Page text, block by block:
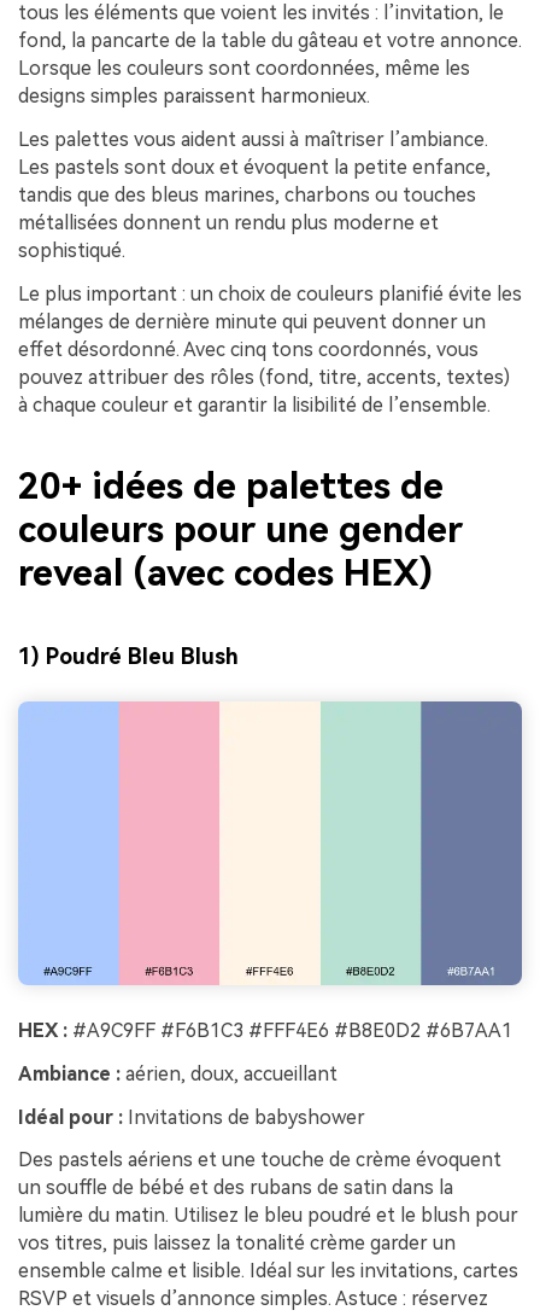
tous les éléments que voient les invités : l’invitation, le
fond, la pancarte de la table du gâteau et votre annonce.
Lorsque les couleurs sont coordonnées, même les
designs simples paraissent harmonieux.
Les palettes vous aident aussi à maîtriser l’ambiance.
Les pastels sont doux et évoquent la petite enfance,
tandis que des bleus marines, charbons ou touches
métallisées donnent un rendu plus moderne et
sophistiqué.
Le plus important : un choix de couleurs planifié évite les
mélanges de dernière minute qui peuvent donner un
effet désordonné. Avec cinq tons coordonnés, vous
pouvez attribuer des rôles (fond, titre, accents, textes)
à chaque couleur et garantir la lisibilité de l’ensemble.
20+ idées de palettes de
couleurs pour une gender
reveal (avec codes HEX)
1) Poudré Bleu Blush
HEX : #A9C9FF #F6B1C3 #FFF4E6 #B8E0D2 #6B7AA1
Ambiance : aérien, doux, accueillant
Idéal pour : Invitations de babyshower
Des pastels aériens et une touche de crème évoquent
un souffle de bébé et des rubans de satin dans la
lumière du matin. Utilisez le bleu poudré et le blush pour
vos titres, puis laissez la tonalité crème garder un
ensemble calme et lisible. Idéal sur les invitations, cartes
RSVP et visuels d’annonce simples. Astuce : réservez